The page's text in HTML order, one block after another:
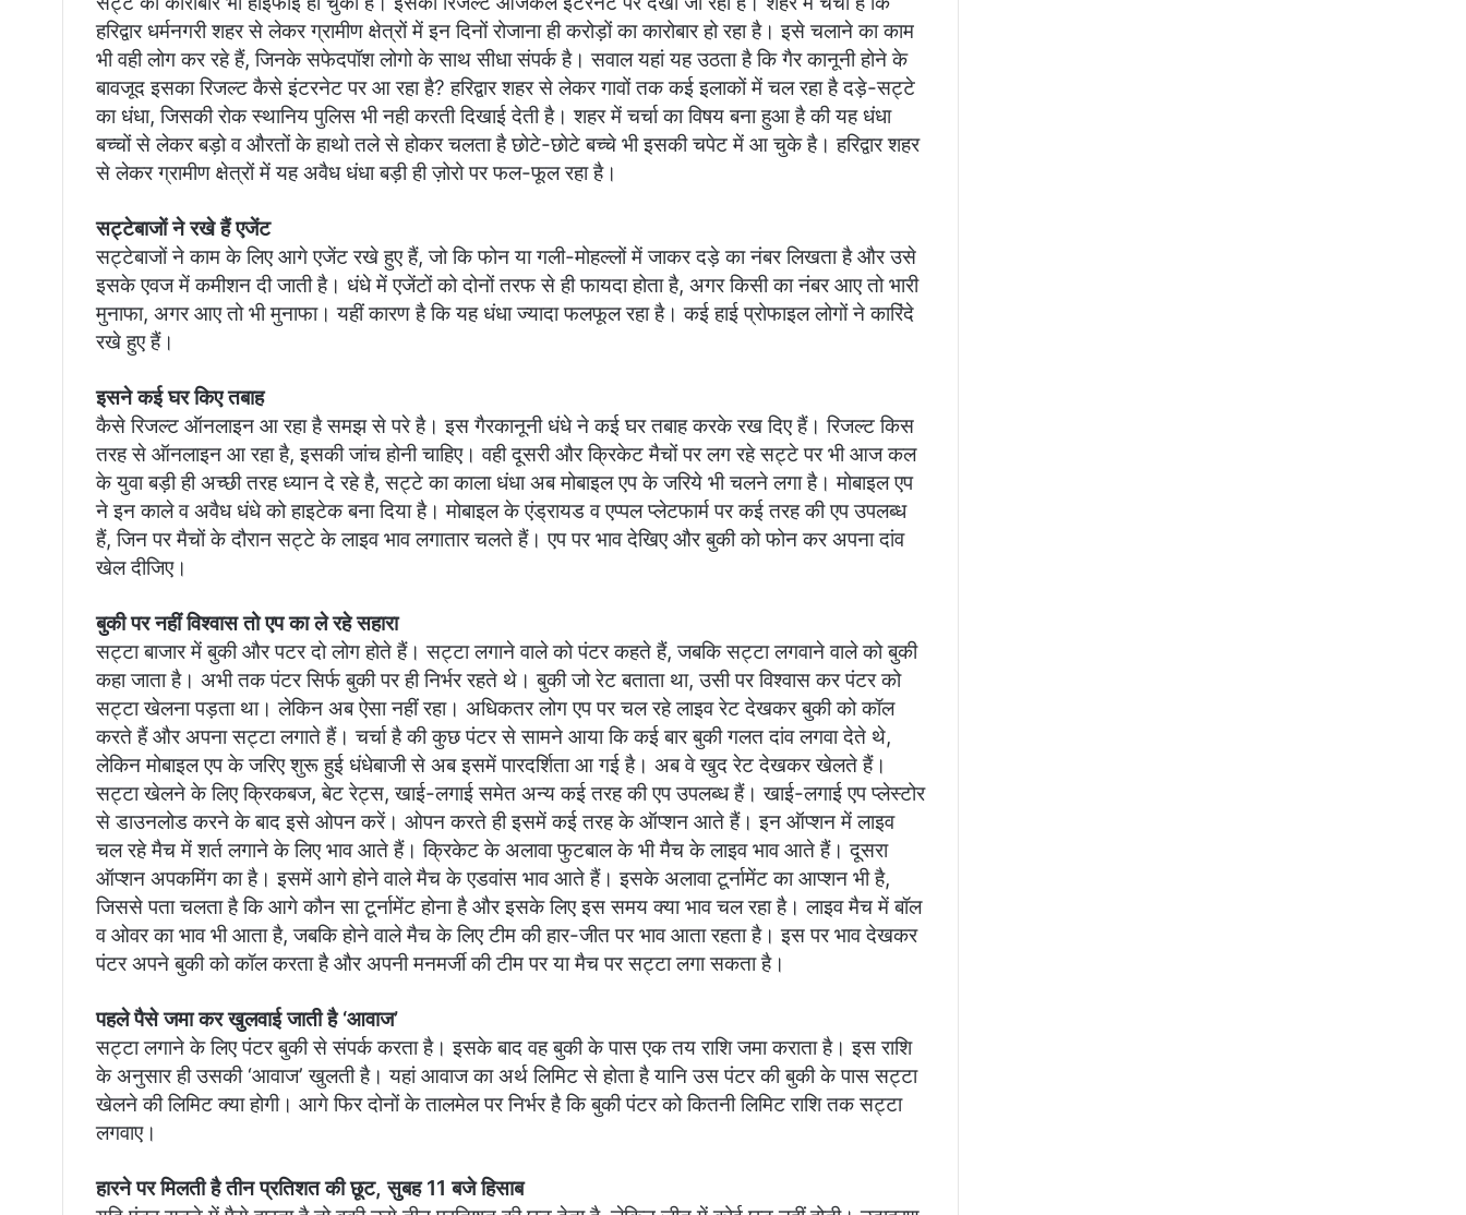
A
p
p
b
o
o
k
हरिद्वार धर्मनगरी शहर से लेकर ग्रामीण क्षेत्रों में इन दिनों रोजाना ही करोड़ों का कारोबार हो रहा है। इसे चलाने का काम
भी वही लोग कर रहे हैं, जिनके सफेदपॉश लोगो के साथ सीधा संपर्क है। सवाल यहां यह उठता है कि गैर कानूनी होने के
बावजूद इसका रिजल्ट कैसे इंटरनेट पर आ रहा है? हरिद्वार शहर से लेकर गावों तक कई इलाकों में चल रहा है दड़े-सट्टे
का धंधा, जिसकी रोक स्थानिय पुलिस भी नही करती दिखाई देती है। शहर में चर्चा का विषय बना हुआ है की यह धंधा
बच्चों से लेकर बड़ो व औरतों के हाथो तले से होकर चलता है छोटे-छोटे बच्चे भी इसकी चपेट में आ चुके है। हरिद्वार शहर
से लेकर ग्रामीण क्षेत्रों में यह अवैध धंधा बड़ी ही ज़ोरो पर फल-फूल रहा है।
सट्टेबाजों ने रखे हैं एजेंट
सट्टेबाजों ने काम के लिए आगे एजेंट रखे हुए हैं, जो कि फोन या गली-मोहल्लों में जाकर दड़े का नंबर लिखता है और उसे
इसके एवज में कमीशन दी जाती है। धंधे में एजेंटों को दोनों तरफ से ही फायदा होता है, अगर किसी का नंबर आए तो भारी
मुनाफा, अगर आए तो भी मुनाफा। यहीं कारण है कि यह धंधा ज्यादा फलफूल रहा है। कई हाई प्रोफाइल लोगों ने कारिंदे
रखे हुए हैं।
इसने कई घर किए तबाह
कैसे रिजल्ट ऑनलाइन आ रहा है समझ से परे है। इस गैरकानूनी धंधे ने कई घर तबाह करके रख दिए हैं। रिजल्ट किस
तरह से ऑनलाइन आ रहा है, इसकी जांच होनी चाहिए। वही दूसरी और क्रिकेट मैचों पर लग रहे सट्टे पर भी आज कल
के युवा बड़ी ही अच्छी तरह ध्यान दे रहे है, सट्टे का काला धंधा अब मोबाइल एप के जरिये भी चलने लगा है। मोबाइल एप
ने इन काले व अवैध धंधे को हाइटेक बना दिया है। मोबाइल के एंड्रायड व एप्पल प्लेटफार्म पर कई तरह की एप उपलब्ध
हैं, जिन पर मैचों के दौरान सट्टे के लाइव भाव लगातार चलते हैं। एप पर भाव देखिए और बुकी को फोन कर अपना दांव
खेल दीजिए।
बुकी पर नहीं विश्वास तो एप का ले रहे सहारा
सट्टा बाजार में बुकी और पटर दो लोग होते हैं। सट्टा लगाने वाले को पंटर कहते हैं, जबकि सट्टा लगवाने वाले को बुकी
कहा जाता है। अभी तक पंटर सिर्फ बुकी पर ही निर्भर रहते थे। बुकी जो रेट बताता था, उसी पर विश्वास कर पंटर को
सट्टा खेलना पड़ता था। लेकिन अब ऐसा नहीं रहा। अधिकतर लोग एप पर चल रहे लाइव रेट देखकर बुकी को कॉल
करते हैं और अपना सट्टा लगाते हैं। चर्चा है की कुछ पंटर से सामने आया कि कई बार बुकी गलत दांव लगवा देते थे,
लेकिन मोबाइल एप के जरिए शुरू हुई धंधेबाजी से अब इसमें पारदर्शिता आ गई है। अब वे खुद रेट देखकर खेलते हैं।
सट्टा खेलने के लिए क्रिकबज, बेट रेट्स, खाई-लगाई समेत अन्य कई तरह की एप उपलब्ध हैं। खाई-लगाई एप प्लेस्टोर
से डाउनलोड करने के बाद इसे ओपन करें। ओपन करते ही इसमें कई तरह के ऑप्शन आते हैं। इन ऑप्शन में लाइव
चल रहे मैच में शर्त लगाने के लिए भाव आते हैं। क्रिकेट के अलावा फुटबाल के भी मैच के लाइव भाव आते हैं। दूसरा
ऑप्शन अपकमिंग का है। इसमें आगे होने वाले मैच के एडवांस भाव आते हैं। इसके अलावा टूर्नामेंट का आप्शन भी है,
जिससे पता चलता है कि आगे कौन सा टूर्नामेंट होना है और इसके लिए इस समय क्या भाव चल रहा है। लाइव मैच में बॉल
व ओवर का भाव भी आता है, जबकि होने वाले मैच के लिए टीम की हार-जीत पर भाव आता रहता है। इस पर भाव देखकर
पंटर अपने बुकी को कॉल करता है और अपनी मनमर्जी की टीम पर या मैच पर सट्टा लगा सकता है।
पहले पैसे जमा कर खुलवाई जाती है ‘आवाज’
सट्टा लगाने के लिए पंटर बुकी से संपर्क करता है। इसके बाद वह बुकी के पास एक तय राशि जमा कराता है। इस राशि
के अनुसार ही उसकी ‘आवाज’ खुलती है। यहां आवाज का अर्थ लिमिट से होता है यानि उस पंटर की बुकी के पास सट्टा
खेलने की लिमिट क्या होगी। आगे फिर दोनों के तालमेल पर निर्भर है कि बुकी पंटर को कितनी लिमिट राशि तक सट्टा
लगवाए।
हारने पर मिलती है तीन प्रतिशत की छूट, सुबह 11 बजे हिसाब